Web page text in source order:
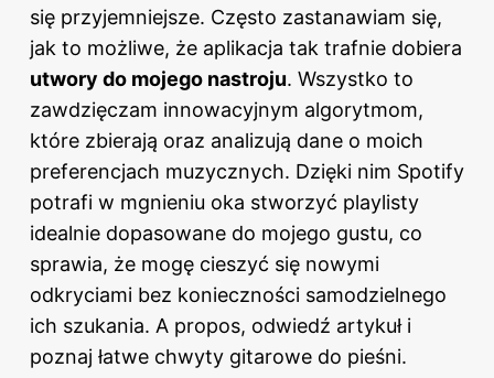
się przyjemniejsze. Często zastanawiam się,
jak to możliwe, że aplikacja tak trafnie dobiera
utwory do mojego nastroju. Wszystko to
zawdzięczam innowacyjnym algorytmom,
które zbierają oraz analizują dane o moich
preferencjach muzycznych. Dzięki nim Spotify
potrafi w mgnieniu oka stworzyć playlisty
idealnie dopasowane do mojego gustu, co
sprawia, że mogę cieszyć się nowymi
odkryciami bez konieczności samodzielnego
ich szukania. A propos, odwiedź artykuł i
poznaj łatwe chwyty gitarowe do pieśni.